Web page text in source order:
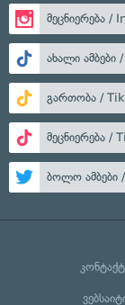
მეცნიერება /
ახალი ამბები
გართობა /
მეცნიერება /
ბოლო ამბები